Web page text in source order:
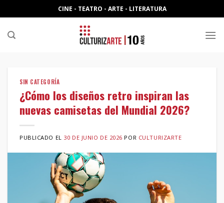
to
content
CINE - TEATRO - ARTE - LITERATURA
SIN CATEGORÍA
¿Cómo los diseños retro inspiran las
nuevas camisetas del Mundial 2026?
PUBLICADO EL 30 DE JUNIO DE 2026 POR CULTURIZARTE